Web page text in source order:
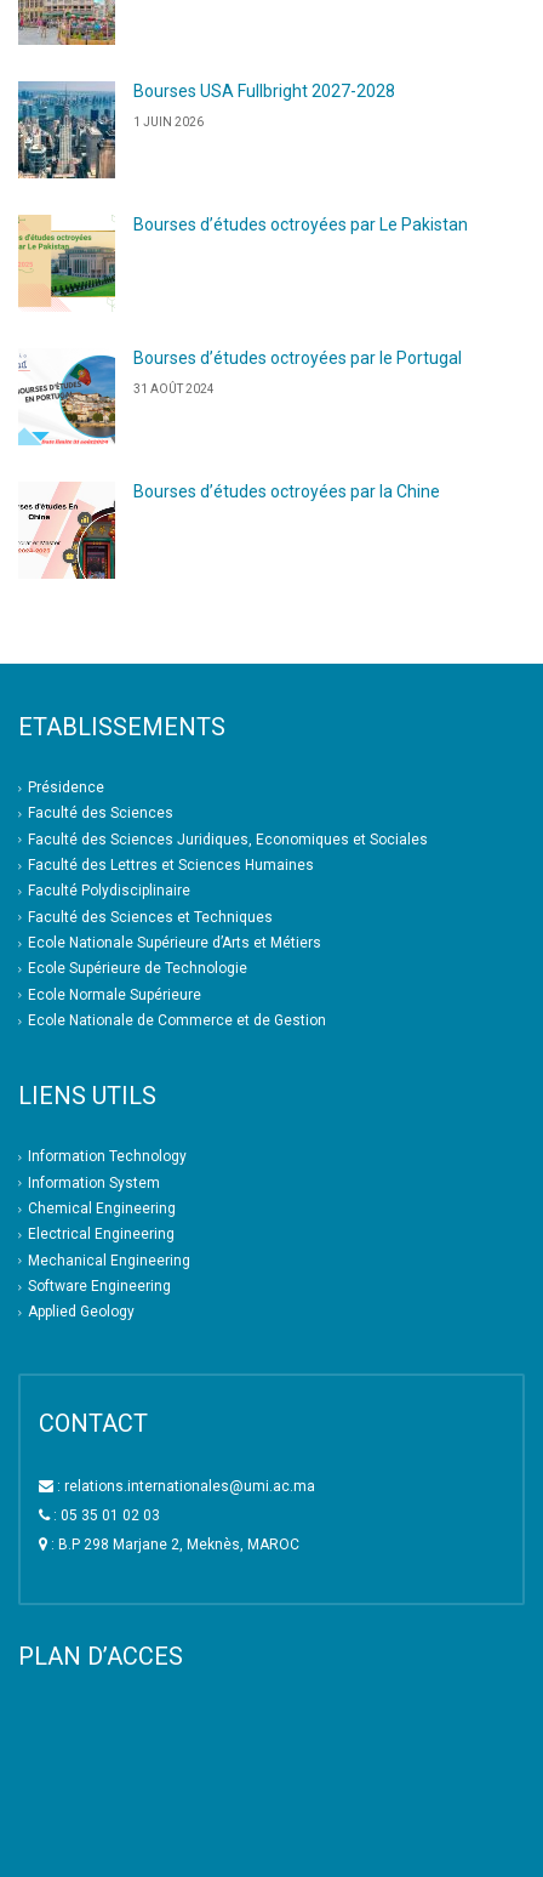
Bourses USA Fullbright 2027-2028
1 JUIN 2026
Bourses d’études octroyées par Le Pakistan
Bourses d’études octroyées par le Portugal
31 AOÛT 2024
Bourses d’études octroyées par la Chine
ETABLISSEMENTS
Présidence
Faculté des Sciences
Faculté des Sciences Juridiques, Economiques et Sociales
Faculté des Lettres et Sciences Humaines
Faculté Polydisciplinaire
Faculté des Sciences et Techniques
Ecole Nationale Supérieure d’Arts et Métiers
Ecole Supérieure de Technologie
Ecole Normale Supérieure
Ecole Nationale de Commerce et de Gestion
LIENS UTILS
Information Technology
Information System
Chemical Engineering
Electrical Engineering
Mechanical Engineering
Software Engineering
Applied Geology
CONTACT
: relations.internationales@umi.ac.ma
: 05 35 01 02 03
: B.P 298 Marjane 2, Meknès, MAROC
PLAN D’ACCES